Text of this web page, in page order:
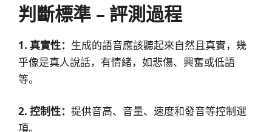
判斷標準﹣評測過程
1. 真實性： 生成的語音應該聽起來自然且真實，幾
乎像是真人說話，有情緒，如悲傷、興奮或低語
等。
2. 控制性： 提供音高、音量、速度和發音等控制選
項。